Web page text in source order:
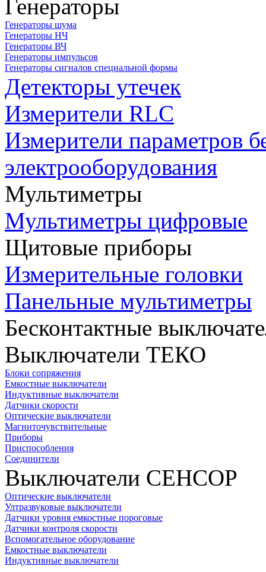
Генераторы
Генераторы шума
Генераторы НЧ
Генераторы ВЧ
Генераторы импульсов
Генераторы сигналов специальной формы
Детекторы утечек
Измерители RLC
Измерители параметров
электрооборудования
Мультиметры
Мультиметры цифровые
Щитовые приборы
Измерительные головки
Панельные мультиметры
Бесконтактные
Выключатели ТЕКО
Блоки сопряжения
Емкостные выключатели
Индуктивные выключатели
Датчики скорости
Оптические выключатели
Магниточувствительные
Приборы
Приспособления
Соединители
Выключатели СЕНСОР
Оптические выключатели
Ултразвуковые выключатели
Датчики уровня емкостные пороговые
Датчики контроля скорости
Вспомогательное оборудование
Емкостные выключатели
Индуктивные выключатели